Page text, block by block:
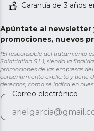
Garantía de 3 años
Apúntate al newsletter
promociones, nuevos
*El responsable del tratamiento
Solotriatlon S.L.), siendo la
promociones de las empresas
consentimiento explícito y tiene
derechos, como se indica en
Correo electrónico